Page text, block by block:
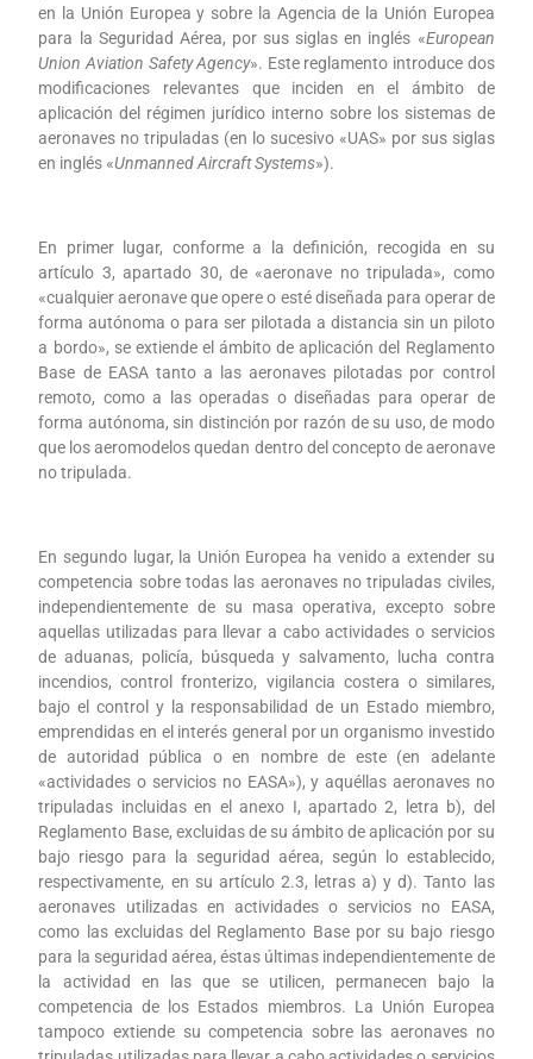
en la Unión Europea y sobre la Agencia de la Unión Europea
para la Seguridad Aérea, por sus siglas en inglés «European
Union Aviation Safety Agency». Este reglamento introduce dos
modificaciones relevantes que inciden en el ámbito de
aplicación del régimen jurídico interno sobre los sistemas de
aeronaves no tripuladas (en lo sucesivo «UAS» por sus siglas
en inglés «Unmanned Aircraft Systems»).
En primer lugar, conforme a la definición, recogida en su
artículo 3, apartado 30, de «aeronave no tripulada», como
«cualquier aeronave que opere o esté diseñada para operar de
forma autónoma o para ser pilotada a distancia sin un piloto
a bordo», se extiende el ámbito de aplicación del Reglamento
Base de EASA tanto a las aeronaves pilotadas por control
remoto, como a las operadas o diseñadas para operar de
forma autónoma, sin distinción por razón de su uso, de modo
que los aeromodelos quedan dentro del concepto de aeronave
no tripulada.
En segundo lugar, la Unión Europea ha venido a extender su
competencia sobre todas las aeronaves no tripuladas civiles,
independientemente de su masa operativa, excepto sobre
aquellas utilizadas para llevar a cabo actividades o servicios
de aduanas, policía, búsqueda y salvamento, lucha contra
incendios, control fronterizo, vigilancia costera o similares,
bajo el control y la responsabilidad de un Estado miembro,
emprendidas en el interés general por un organismo investido
de autoridad pública o en nombre de este (en adelante
«actividades o servicios no EASA»), y aquéllas aeronaves no
tripuladas incluidas en el anexo I, apartado 2, letra b), del
Reglamento Base, excluidas de su ámbito de aplicación por su
bajo riesgo para la seguridad aérea, según lo establecido,
respectivamente, en su artículo 2.3, letras a) y d). Tanto las
aeronaves utilizadas en actividades o servicios no EASA,
como las excluidas del Reglamento Base por su bajo riesgo
para la seguridad aérea, éstas últimas independientemente de
la actividad en las que se utilicen, permanecen bajo la
competencia de los Estados miembros. La Unión Europea
tampoco extiende su competencia sobre las aeronaves no